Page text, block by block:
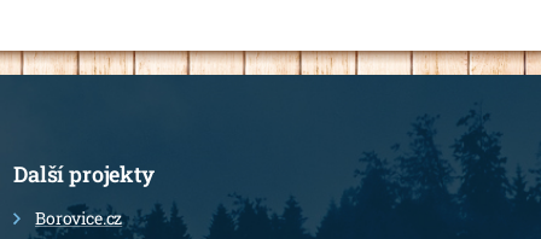
Další projekty
Borovice.cz